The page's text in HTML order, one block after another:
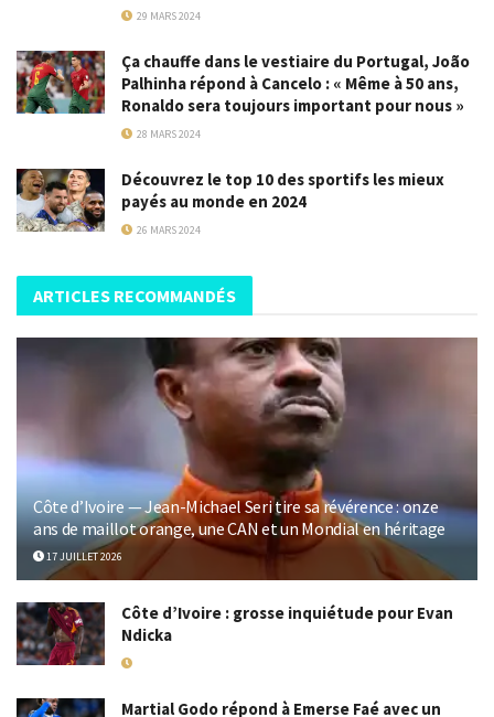
29 MARS 2024
Ça chauffe dans le vestiaire du Portugal, João
Palhinha répond à Cancelo : « Même à 50 ans,
Ronaldo sera toujours important pour nous »
28 MARS 2024
Découvrez le top 10 des sportifs les mieux
payés au monde en 2024
26 MARS 2024
ARTICLES RECOMMANDÉS
Côte d’Ivoire — Jean-Michael Seri tire sa révérence : onze
ans de maillot orange, une CAN et un Mondial en héritage
17 JUILLET 2026
Côte d’Ivoire : grosse inquiétude pour Evan
Ndicka
Martial Godo répond à Emerse Faé avec un